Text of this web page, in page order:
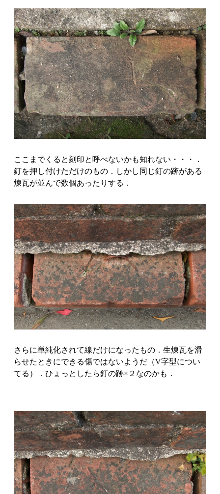
ここまでくると刻印と呼べないかも知れない・・・．
釘を押し付けただけのもの．しかし同じ釘の跡がある
煉瓦が並んで数個あったりする．
さらに単純化されて線だけになったもの．生煉瓦を滑
らせたときにできる傷ではないようだ（V字型につい
てる）．ひょっとしたら釘の跡×２なのかも．